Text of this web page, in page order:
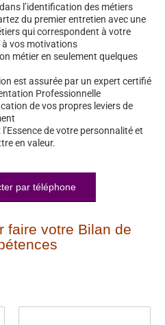
l’identification des métiers
du premier entretien avec une
qui correspondent à votre
vos motivations
métier en seulement quelques
est assurée par un expert certifié
Professionnelle
de vos propres leviers de
de votre personnalité et
en valeur.
par téléphone
faire votre Bilan de